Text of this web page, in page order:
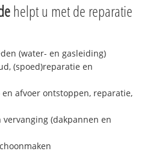
helpt u met de reparatie
(water- en gasleiding)
(spoed)reparatie en
afvoer ontstoppen, reparatie,
vervanging (dakpannen en